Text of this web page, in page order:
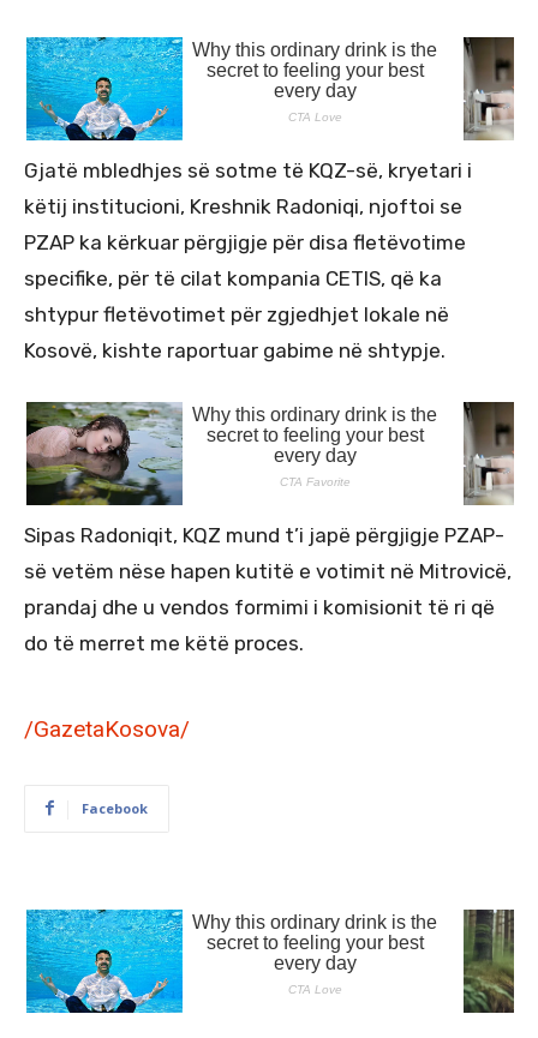
Gjatë mbledhjes së sotme të KQZ-së, kryetari i
këtij institucioni, Kreshnik Radoniqi, njoftoi se
PZAP ka kërkuar përgjigje për disa fletëvotime
specifike, për të cilat kompania CETIS, që ka
shtypur fletëvotimet për zgjedhjet lokale në
Kosovë, kishte raportuar gabime në shtypje.
Sipas Radoniqit, KQZ mund t’i japë përgjigje PZAP-
së vetëm nëse hapen kutitë e votimit në Mitrovicë,
prandaj dhe u vendos formimi i komisionit të ri që
do të merret me këtë proces.
/GazetaKosova/
Facebook